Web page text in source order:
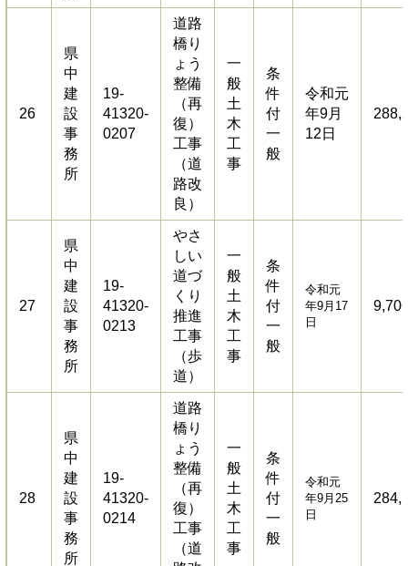
26
県
中
建
設
事
務
所
19-
41320-
0207
道路
橋り
ょう
整備
（再
復）
工事
（道
路改
良）
一
般
土
木
工
事
条
件
付
一
般
令和元
年9月
12日
27
県
中
建
設
事
務
所
19-
41320-
0213
やさ
しい
道づ
くり
推進
工事
（歩
道）
一
般
土
木
工
事
条
件
付
一
般
令和元
年9月17
日
28
県
中
建
設
事
務
所
19-
41320-
0214
道路
橋り
ょう
整備
（再
復）
工事
（道
一
般
土
木
工
事
条
件
付
一
般
令和元
年9月25
日